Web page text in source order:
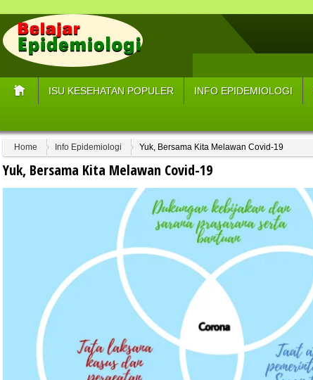
ISU KESEHATAN POPULER INFO EPIDEMIOLOGI
Home Info Epidemiologi Yuk, Bersama Kita Melawan Covid-19
Yuk, Bersama Kita Melawan Covid-19